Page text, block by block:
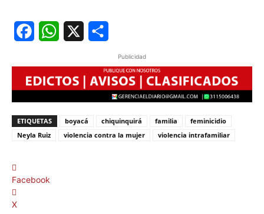
Publicidad
ETIQUETAS boyacá chiquinquirá familia
feminicidio
Neyla Ruiz
violencia contra la mujer violencia intrafamiliar
Facebook
X